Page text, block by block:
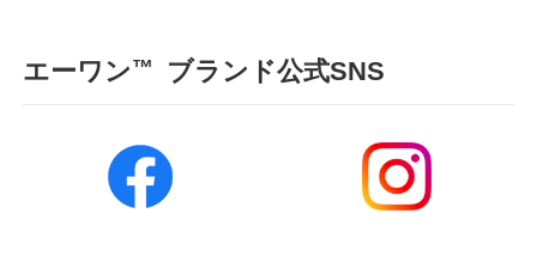
エーワン™ ブランド公式SNS